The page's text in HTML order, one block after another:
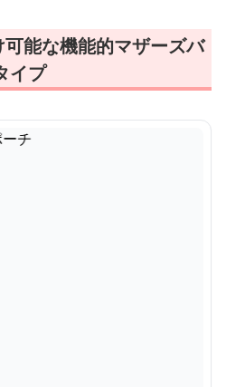
能な機能的マザーズバ
イプ